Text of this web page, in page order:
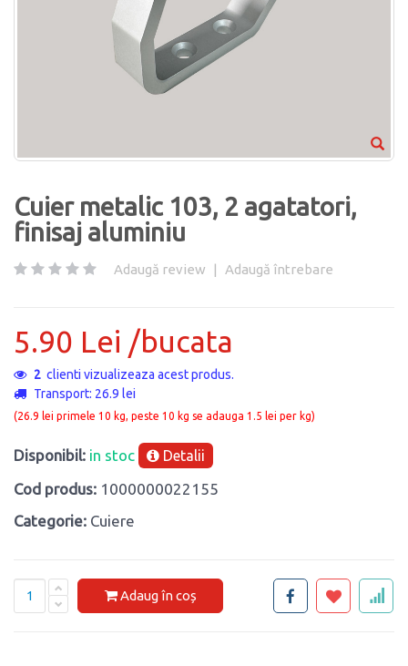
Cuier metalic 103, 2 agatatori,
finisaj aluminiu
Adaugă review | Adaugă întrebare
5.90 Lei /bucata
2 clienti vizualizeaza acest produs.
Transport: 26.9 lei
(26.9 lei primele 10 kg, peste 10 kg se adauga 1.5 lei per kg)
Disponibil: in stoc Detalii
Cod produs: 1000000022155
Categorie: Cuiere
Adaug în coș